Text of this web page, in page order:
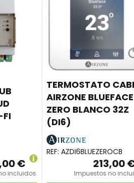
FI
€
incluidos.
TERMOSTATO
AIRZONE BLUEFACE
ZERO BLANCO 32Z
(DI6)
REF: AZDI6BLUEZEROCB
213,00
Impuestos no